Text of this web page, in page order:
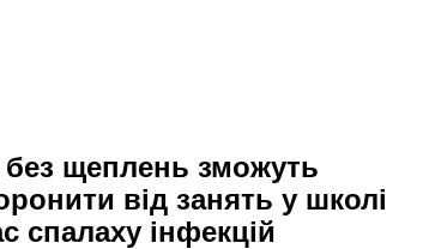
без щеплень зможуть
від занять у школі
спалаху інфекцій